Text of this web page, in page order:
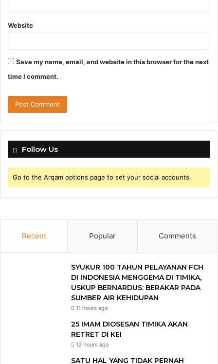
Website
Save my name, email, and website in this browser for the next
time I comment.
Follow Us
Go to the Arqam options page to set your social accounts.
Recent Popular Comments
SYUKUR 100 TAHUN PELAYANAN FCH
DI INDONESIA MENGGEMA DI TIMIKA,
USKUP BERNARDUS: BERAKAR PADA
SUMBER AIR KEHIDUPAN
11 hours ago
25 IMAM DIOSESAN TIMIKA AKAN
RETRET DI KEI
12 hours ago
SATU HAL YANG TIDAK PERNAH